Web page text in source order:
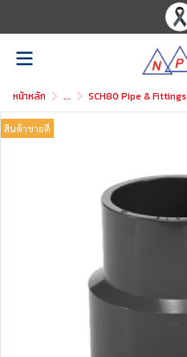
หน้าหลัก ... SCH80 Pipe & Fittings
สินค้าขายดี